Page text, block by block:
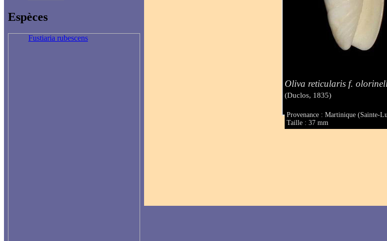
Espèces
Fustiaria rubescens
Oliva reticularis f.
(Duclos, 1835)
Provenance : Martinique (Sainte-
Taille : 37 mm